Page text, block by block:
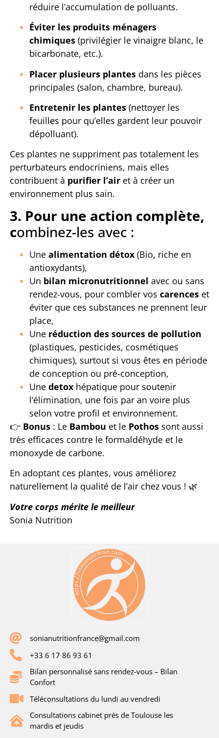
réduire l’accumulation de polluants.
Éviter les produits ménagers
chimiques (privilégier le vinaigre blanc, le
bicarbonate, etc.).
Placer plusieurs plantes dans les pièces
principales (salon, chambre, bureau).
Entretenir les plantes (nettoyer les
feuilles pour qu’elles gardent leur pouvoir
dépolluant).
Ces plantes ne suppriment pas totalement les
perturbateurs endocriniens, mais elles
contribuent à purifier l’air et à créer un
environnement plus sain.
3. Pour une action complète,
combinez-les avec :
Une alimentation détox (Bio, riche en
antioxydants),
Un bilan micronutritionnel avec ou sans
rendez-vous, pour combler vos carences et
éviter que ces substances ne prennent leur
place,
Une réduction des sources de pollution
(plastiques, pesticides, cosmétiques
chimiques), surtout si vous êtes en période
de conception ou pré-conception,
Une detox hépatique pour soutenir
l’élimination, une fois par an voire plus
selon votre profil et environnement.
👉 Bonus : Le Bambou et le Pothos sont aussi
très efficaces contre le formaldéhyde et le
monoxyde de carbone.
En adoptant ces plantes, vous améliorez
naturellement la qualité de l’air chez vous ! 🌿
Votre corps mérite le meilleur
Sonia Nutrition
sonianutritionfrance@gmail.com
+33 6 17 86 93 61
Bilan personnalisé sans rendez-vous – Bilan
Confort
Téléconsultations du lundi au vendredi
Consultations cabinet près de Toulouse les
mardis et jeudis